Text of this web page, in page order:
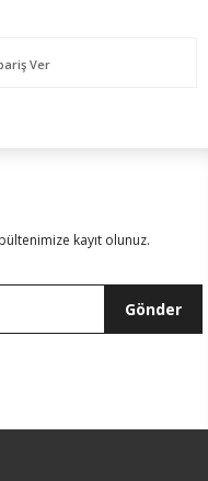
Ver
kayıt olunuz.
Gönder